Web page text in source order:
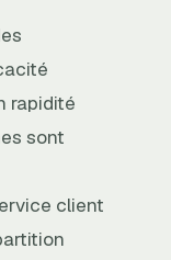
rapidité
sont
client